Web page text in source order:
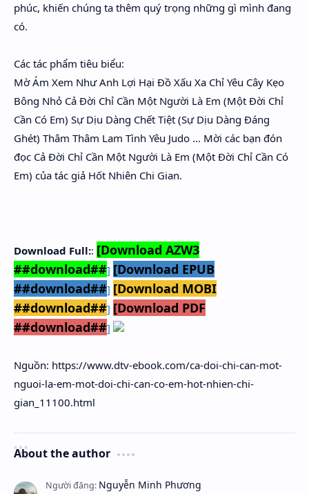
phúc, khiến chúng ta thêm quý trọng những gì mình đang
có.
Các tác phẩm tiêu biểu:
Mờ Ám Xem Như Anh Lợi Hại Đồ Xấu Xa Chỉ Yêu Cây Kẹo
Bông Nhỏ Cả Đời Chỉ Cần Một Người Là Em (Một Đời Chỉ
Cần Có Em) Sự Dịu Dàng Chết Tiệt (Sự Dịu Dàng Đáng
Ghét) Thâm Thâm Lam Tình Yêu Judo ... Mời các bạn đón
đọc Cả Đời Chỉ Cần Một Người Là Em (Một Đời Chỉ Cần Có
Em) của tác giả Hốt Nhiên Chi Gian.
Download Full:: [Download AZW3
##download##] [Download EPUB
##download##] [Download MOBI
##download##] [Download PDF
##download##]
Nguồn: https://www.dtv-ebook.com/ca-doi-chi-can-mot-
nguoi-la-em-mot-doi-chi-can-co-em-hot-nhien-chi-
gian_11100.html
About the author